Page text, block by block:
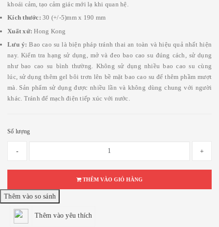
khoái cảm, tạo cảm giác mới lạ khi quan hệ.
Kích thước: 30 (+/-5)mm x 190 mm
Xuất xứ: Hong Kong
Lưu ý:Bao cao su là biện pháp tránh thai an toàn và hiệu quả nhất hiện
nay. Kiểm tra hạng sử dụng, mở và đeo bao cao su đúng cách, sử dụng
như bao cao su bình thường. Không sử dụng nhiều bao cao su cùng
lúc, sử dụng thêm gel bôi trơn lên bề mặt bao cao su để thêm phầm mượt
mà. Sản phẩm sử dụng được nhiều lần và không dùng chung với người
khác. Tránh để mạch điện tiếp xúc với nước.
Số lượng
- +
THÊM VÀO GIỎ HÀNG
Thêm vào yêu thích